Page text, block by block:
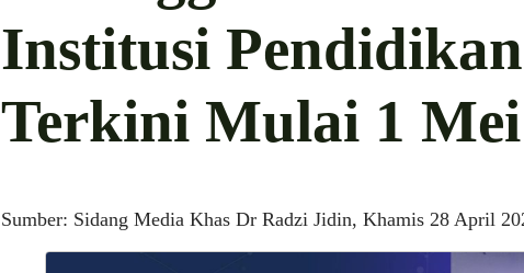
Institusi
Terkini Mulai 1 Mei
Sumber: Sidang Media Khas Dr Radzi Jidin, Khamis 28 April